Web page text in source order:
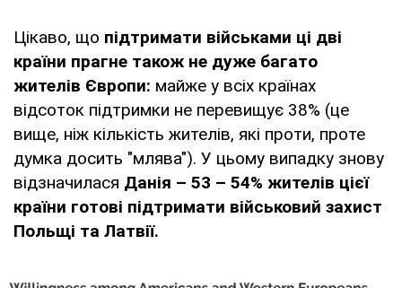
Цікаво, що підтримати військами ці дві
країни прагне також не дуже багато
жителів Європи: майже у всіх країнах
відсоток підтримки не перевищує 38% (це
вище, ніж кількість жителів, які проти, проте
думка досить "млява"). У цьому випадку знову
відзначилася Данія – 53 – 54% жителів цієї
країни готові підтримати військовий захист
Польщі та Латвії.